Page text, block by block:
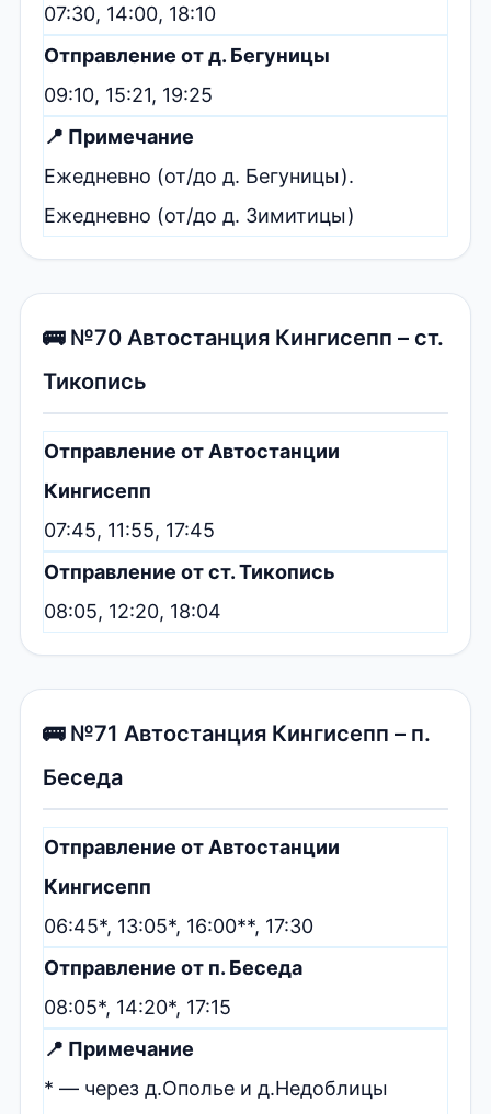
07:30, 14:00, 18:10
Отправление от д. Бегуницы
09:10, 15:21, 19:25
📍 Примечание
Ежедневно (от/до д. Бегуницы).
Ежедневно (от/до д. Зимитицы)
🚌 №70 Автостанция Кингисепп – ст.
Тикопись
Отправление от Автостанции
Кингисепп
07:45, 11:55, 17:45
Отправление от ст. Тикопись
08:05, 12:20, 18:04
🚌 №71 Автостанция Кингисепп – п.
Беседа
Отправление от Автостанции
Кингисепп
06:45*, 13:05*, 16:00**, 17:30
Отправление от п. Беседа
08:05*, 14:20*, 17:15
📍 Примечание
* — через д.Ополье и д.Недоблицы